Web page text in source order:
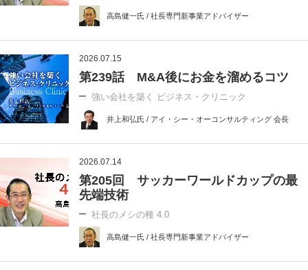
高島健一氏 / 社長専門新事業アドバイザー
2026.07.15
第239話 M&A後にお金を溜めるコツ
強い会社を築く ビジネス・クリニック
井上和弘氏 / アイ・シー・オーコンサルティング 会長
2026.07.14
第205回 サッカーワールドカップの最
先端技術
社長のメシの種 4.0
高島健一氏 / 社長専門新事業アドバイザー